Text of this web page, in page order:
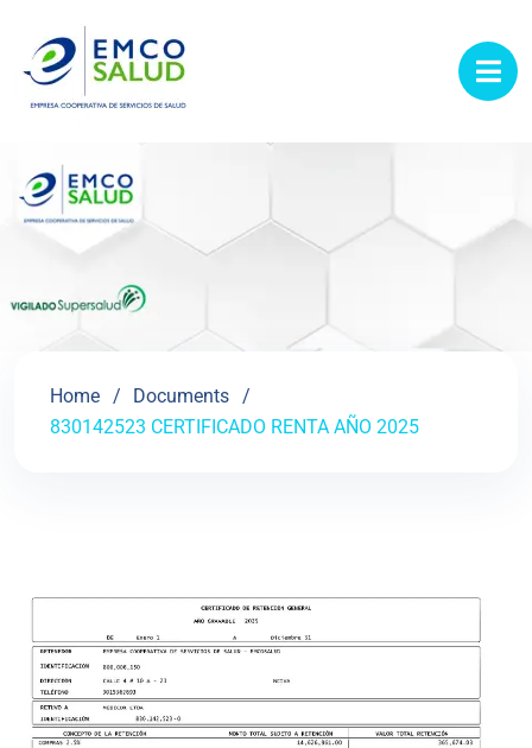
Home
Documents
830142523 CERTIFICADO RENTA AÑO 2025